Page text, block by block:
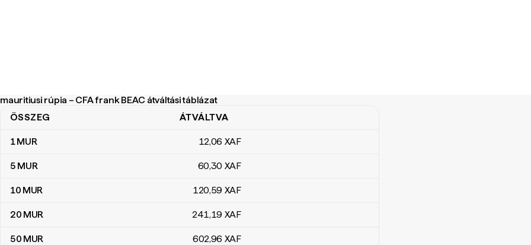
mauritiusi rúpia – CFA frank BEAC átváltási táblázat
mauritiusi rúpia – CFA frank BEAC átváltási táblázat
ÖSSZEG ÁTVÁLTVA
1MUR 12,06 XAF
5 MUR 60,30 XAF
10 MUR 120,59 XAF
20 MUR 241,19 XAF
50 MUR 602,96 XAF